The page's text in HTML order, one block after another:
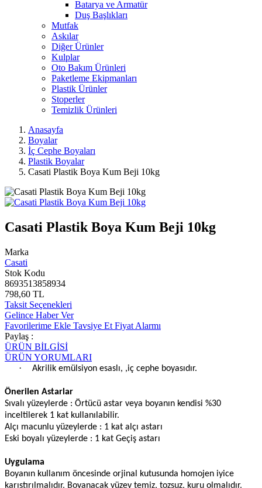
Batarya ve Armatür
Duş Başlıkları
Mutfak
Askılar
Diğer Ürünler
Kulplar
Oto Bakım Ürünleri
Paketleme Ekipmanları
Plastik Ürünler
Stoperler
Temizlik Ürünleri
Anasayfa
Boyalar
İç Cephe Boyaları
Plastik Boyalar
Casati Plastik Boya Kum Beji 10kg
Casati Plastik Boya Kum Beji 10kg
Marka
Casati
Stok Kodu
8693513858934
798,60 TL
Taksit Seçenekleri
Gelince Haber Ver
Favorilerime Ekle Tavsiye Et Fiyat Alarmı
Paylaş :
ÜRÜN BİLGİSİ
ÜRÜN YORUMLARI
·
Akrilik emülsiyon esaslı, ,iç cephe boyasıdır.
Önerilen Astarlar
Sıvalı yüzeylerde : Örtücü astar veya boyanın kendisi %30
inceltilerek 1 kat kullanılabilir.
Alçı macunlu yüzeylerde : 1 kat alçı astarı
Eski boyalı yüzeylerde : 1 kat Geçiş astarı
Uygulama
Boyanın kullanım öncesinde orjinal kutusunda homojen iyice
karıştırılmalıdır. Boyanacak yüzey temiz, tozsuz, kuru olmalıdır.